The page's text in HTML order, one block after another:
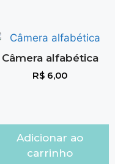
Câmera alfabética
R$ 6,00
Adicionar ao
carrinho